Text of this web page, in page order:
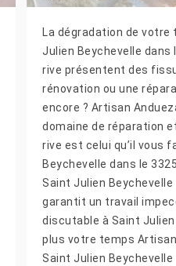
La dégradation de
Julien Beychevelle dans
rive présentent des
rénovation ou une
encore ? Artisan
domaine de réparation
rive est celui qu’il vous
Beychevelle dans le
Saint Julien Beychevelle
garantit un travail
discutable à Saint
plus votre temps
Saint Julien